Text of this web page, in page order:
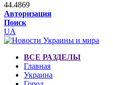
44.4869
Авторизация
Поиск
UA
ВСЕ РАЗДЕЛЫ
Главная
Украина